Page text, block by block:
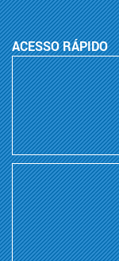
ACESSO RÁPIDO